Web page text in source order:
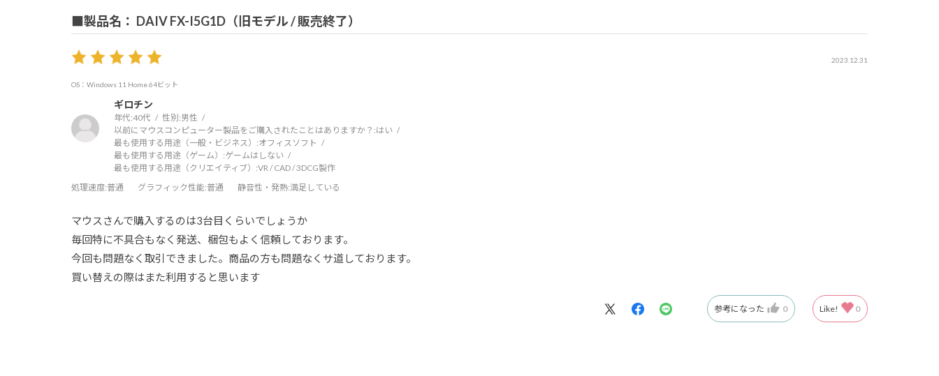
■製品名： DAIV FX-I5G1D（旧モデル / 販売終了）
2023.12.31
OS：Windows 11 Home 64ビット
ギロチン
年代:40代 性別:男性
以前にマウスコンピューター製品をご購入されたことはありますか？:はい
最も使用する用途（一般・ビジネス）:オフィスソフト
最も使用する用途（ゲーム）:ゲームはしない
最も使用する用途（クリエイティブ）:VR / CAD / 3DCG製作
処理速度:普通 グラフィック性能:普通 静音性・発熱:満足している
マウスさんで購入するのは3台目くらいでしょうか
毎回特に不具合もなく発送、梱包もよく信頼しております。
今回も問題なく取引できました。商品の方も問題なくサ道しております。
買い替えの際はまた利用すると思います
参考になった 0 Like! 0